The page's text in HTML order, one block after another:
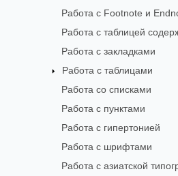
Работа с Footnote и
Работа с таблицей
Работа с закладками
Работа с таблицами
Работа со списками
Работа с пунктами
Работа с гипертонией
Работа с шрифтами
Работа с азиатской